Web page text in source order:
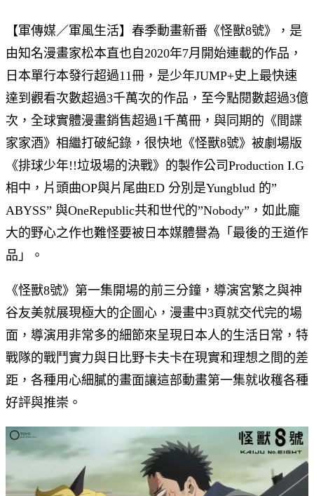
【軍傳媒／軍風生活】春季動畫新番《怪獸8號》，是
由知名漫畫家松本直也自2020年7月開始連載的作品，
日本單行本發行超過11冊，是少年JUMP+史上最快速
達到觀看次數超過3千萬次的作品，至今點閱數超過3億
次，全球實體漫畫銷售超過1千萬冊，與同期的《間諜
家家酒》相繼打破紀錄，很快地《怪獸8號》被劇場版
《排球少年!!垃圾場的決戰》的製作公司Production I.G
相中，片頭曲OP與片尾曲ED 分別是Yungblud 的”
ABYSS” 與OneRepublic共和世代的”Nobody”，如此龐
大的野心之作也難怪要被日本媒體譽為「最後的王道作
品」。
《怪獸8號》第一集開場的前三分鐘，導演宮繁之與神
谷友美就展現極大的企圖心，漫畫中3頁就交代完的場
面，導演用非常多的細節來呈現日本人的生活日常，特
戰隊的戰鬥實力與日比野卡夫卡在現實和理想之間的差
距，各種用心細膩的畫面讓這部動畫第一集就收穫各種
好評與推崇。